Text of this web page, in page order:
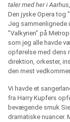
taler med her i
Den jyske Opera tog
Jeg sammenlignede
”Valkyrien” på
som jeg alle havde
opførelse med dens
direktion, orkester,
den mest
Vi havde et
fra Harry Kupfers
bevægende smuk
dramatiske nuancer.